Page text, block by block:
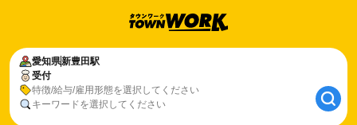
愛知県新豊田駅
受付
特徴/給与/雇用形態を選択してください
キーワードを選択してください